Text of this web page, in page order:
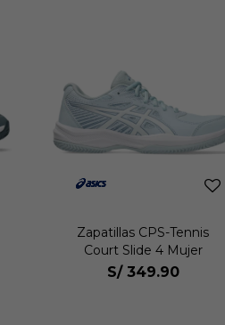
Zapatillas CPS-Tennis
Court Slide 4 Mujer
S/ 349.90